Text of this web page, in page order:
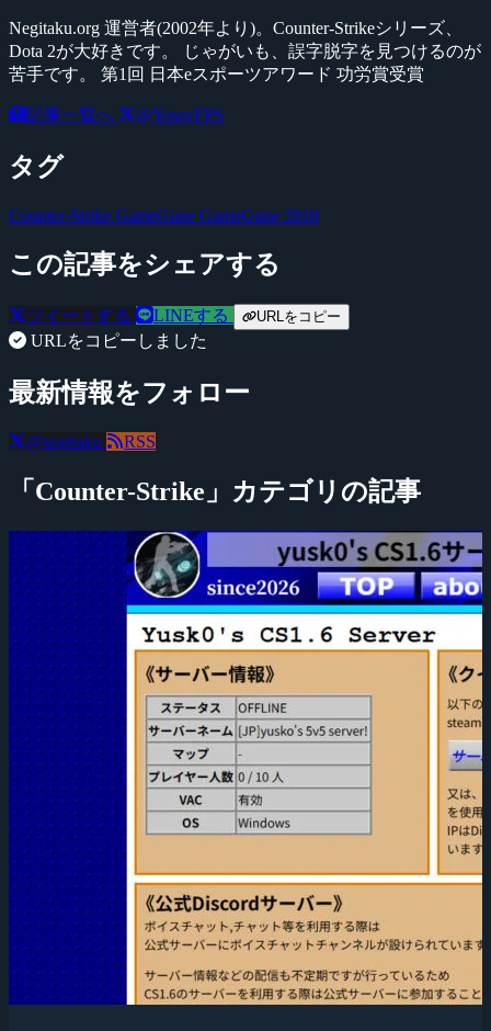
Negitaku.org 運営者(2002年より)。Counter-Strikeシリーズ、
Dota 2が大好きです。 じゃがいも、誤字脱字を見つけるのが
苦手です。 第1回 日本eスポーツアワード 功労賞受賞
記事一覧へ @YossyFPS
タグ
Counter-Strike GameGune GameGune 2010
この記事をシェアする
ツイートする LINEする URLをコピー
URLをコピーしました
最新情報をフォロー
@negitaku RSS
「Counter-Strike」カテゴリの記事